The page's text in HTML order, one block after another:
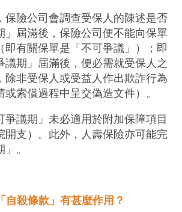
保險公司會調查受保人的陳述是否
」屆滿後，保險公司便不能向保單
即有關保單是「不可爭議」）；即
議期」屆滿後，便必需就受保人之
除非受保人或受益人作出欺詐行為
或索償過程中呈交偽造文件）。
爭議期」未必適用於附加保障項目
開支）。此外，人壽保險亦可能完
。
自殺條款」有甚麼作用？